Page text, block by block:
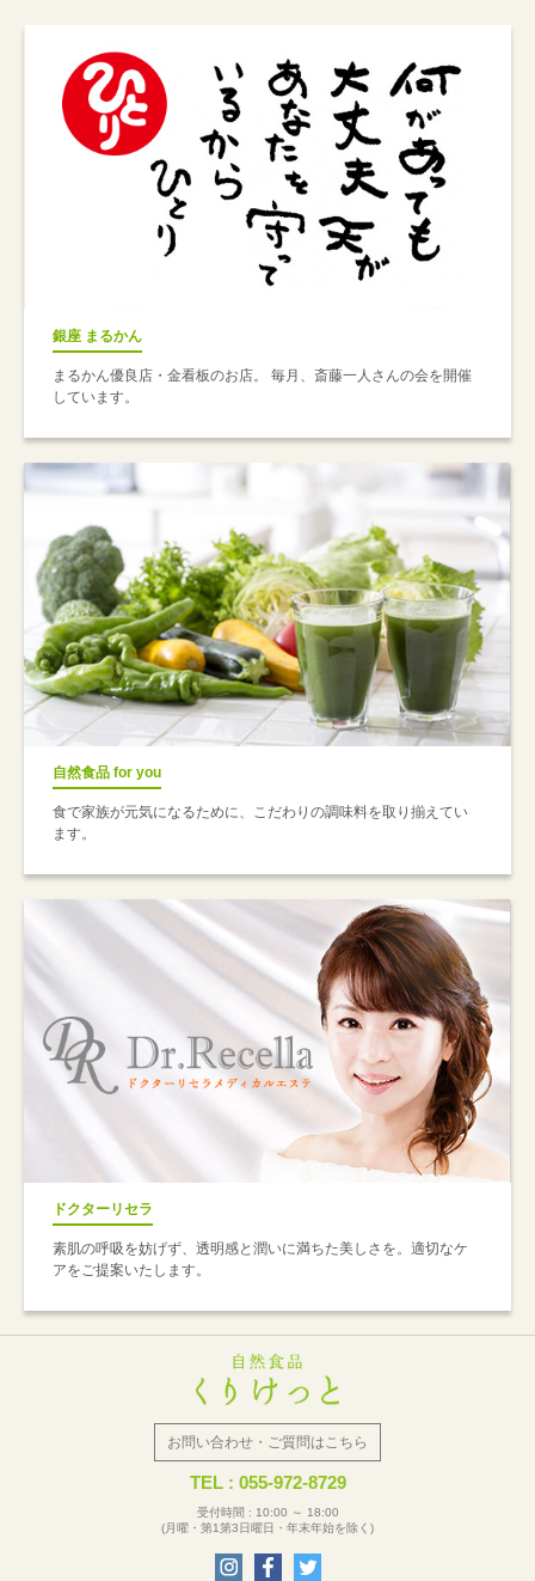
銀座 まるかん
まるかん優良店・金看板のお店。 毎月、斎藤一人さんの会を開催
しています。
自然食品 for you
食で家族が元気になるために、こだわりの調味料を取り揃えてい
ます。
ドクターリセラ
素肌の呼吸を妨げず、透明感と潤いに満ちた美しさを。適切なケ
アをご提案いたします。
お問い合わせ・ご質問はこちら
TEL : 055-972-8729
受付時間 : 10:00 ～ 18:00
(月曜・第1第3日曜日・年末年始を除く)